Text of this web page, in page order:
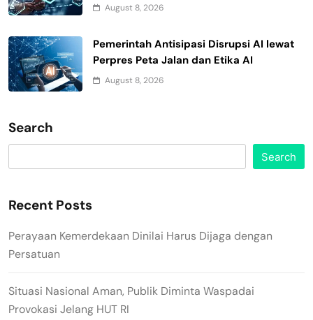
August 8, 2026
Pemerintah Antisipasi Disrupsi AI lewat
Perpres Peta Jalan dan Etika AI
August 8, 2026
Search
Search
Recent Posts
Perayaan Kemerdekaan Dinilai Harus Dijaga dengan
Persatuan
Situasi Nasional Aman, Publik Diminta Waspadai
Provokasi Jelang HUT RI